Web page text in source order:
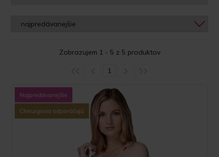
Zobrazujem 1 - 5 z 5 produktov
1